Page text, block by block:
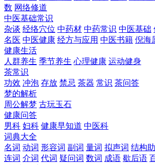
数 网络修道
中医基础常识
杂谈 经络穴位 中药材 中药常识 中医基础
名医 中医健康 经方与应用 中医书籍 倪海
健康生活
人群养生 季节养生 心理健康 运动健身
茶常识
功效 冲泡 存放 禁忌 茶器 常识 茶问答
梦的解析
周公解梦 古玩玉石
健康问答
男科 妇科 健康早知道 中医科
词典大全
名词 动词 形容词 副词 量词 拟声词 结构
连词 介词 代词 疑问词 数词 成语 歇后语